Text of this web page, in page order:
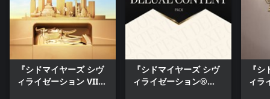
『シドマイヤーズ シヴ
ィライゼーション VII』
『シドマイヤーズ シヴ
ィライゼーション®
『
ィラ